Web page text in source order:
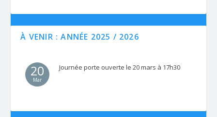
À VENIR : ANNÉE 2025 / 2026
20
Mar
Journée porte ouverte le 20 mars à 17h30